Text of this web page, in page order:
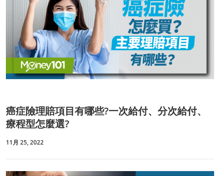
癌症險理賠項目有哪些?一次給付、分次給付、
療程型怎麼選?
11月 25, 2022